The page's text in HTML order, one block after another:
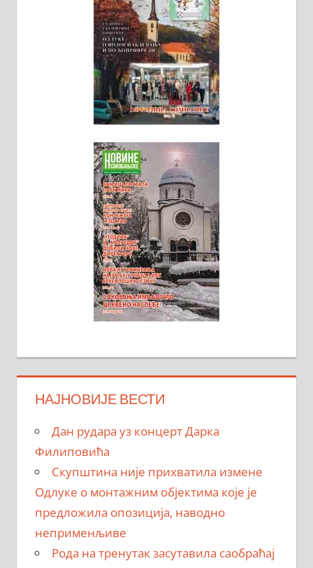
НАЈНОВИЈЕ ВЕСТИ
Дан рудара уз концерт Дарка
Филиповића
Скупштина није прихватила измене
Одлуке о монтажним објектима које је
предложила опозиција, наводно
неприменљиве
Рода на тренутак засутавила саобраћај